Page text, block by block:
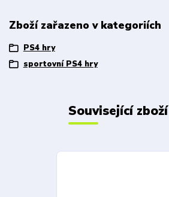
Zboží zařazeno v kategoriích
PS4 hry
sportovní PS4 hry
Související zboží